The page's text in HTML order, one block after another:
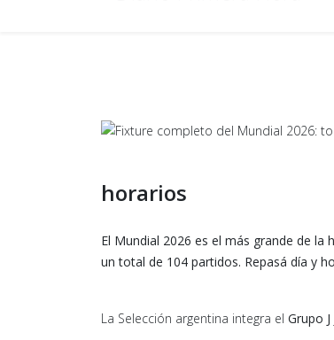
horarios
El Mundial 2026 es el más grande de la
un total de 104 partidos. Repasá día y
La Selección argentina integra el Grupo J